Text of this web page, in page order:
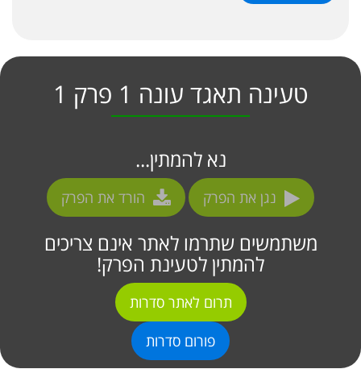
טעינה תאגד עונה 1 פרק 1
נא להמתין...
נגן את הפרק הורד את הפרק
משתמשים שתרמו לאתר אינם צריכים
להמתין לטעינת הפרק!
תרום לאתר סדרות
פורום סדרות